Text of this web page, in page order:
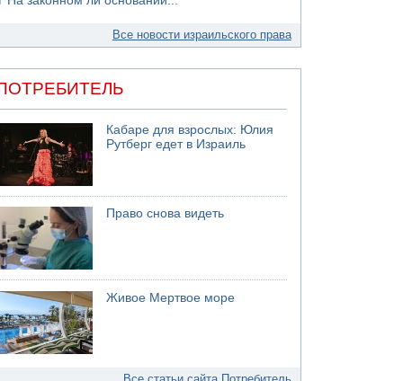
Все новости израильского права
Кабаре для взрослых: Юлия
Рутберг едет в Израиль
Право снова видеть
Живое Мертвое море
Все статьи сайта Потребитель